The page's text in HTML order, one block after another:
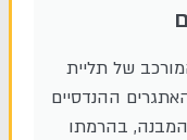
של תליית
ההנדסיים
המבנה, בהרמתו